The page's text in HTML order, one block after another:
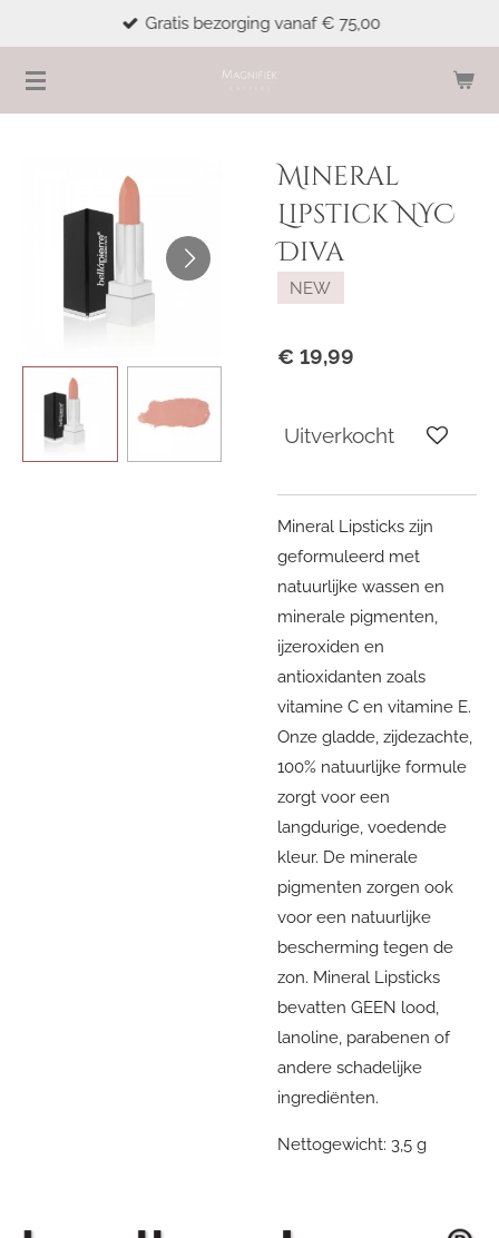
naar
de
Gratis bezorging vanaf € 75,00
Mineral
Lipstick NYC
Diva
NEW
€ 19,99
Uitverkocht
Mineral Lipsticks zijn
geformuleerd met
natuurlijke wassen en
minerale pigmenten,
ijzeroxiden en
antioxidanten zoals
vitamine C en vitamine E.
Onze gladde, zijdezachte,
100% natuurlijke formule
zorgt voor een
langdurige, voedende
kleur. De minerale
pigmenten zorgen ook
voor een natuurlijke
bescherming tegen de
zon. Mineral Lipsticks
bevatten GEEN lood,
lanoline, parabenen of
andere schadelijke
ingrediënten.
Nettogewicht: 3,5 g